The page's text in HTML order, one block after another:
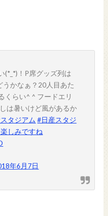
(*_*)！P席グッズ列は
うかなぁ？20人目あた
くらい^ ^ フードエリ
は暑いけど風があるか
タジアム #日産スタジ
しみですね
年6月7日